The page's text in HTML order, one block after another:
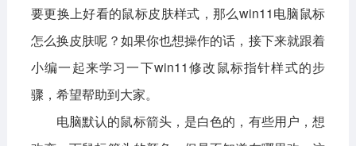
教育学习 网络购物 金融理财
生活实用 运动健康
电脑软件
网络软件 系统软件 应用软件
要更换上好看的鼠标皮肤样式，那么win11电脑鼠标
怎么换皮肤呢？如果你也想操作的话，接下来就跟着
小编一起来学习一下win11修改鼠标指针样式的步
骤，希望帮助到大家。
电脑默认的鼠标箭头，是白色的，有些用户，想